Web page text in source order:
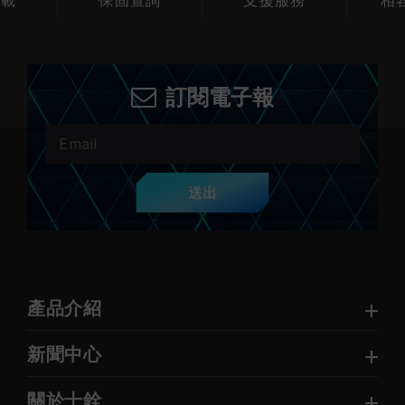
訂閱電子報
送出
產品介紹
新聞中心